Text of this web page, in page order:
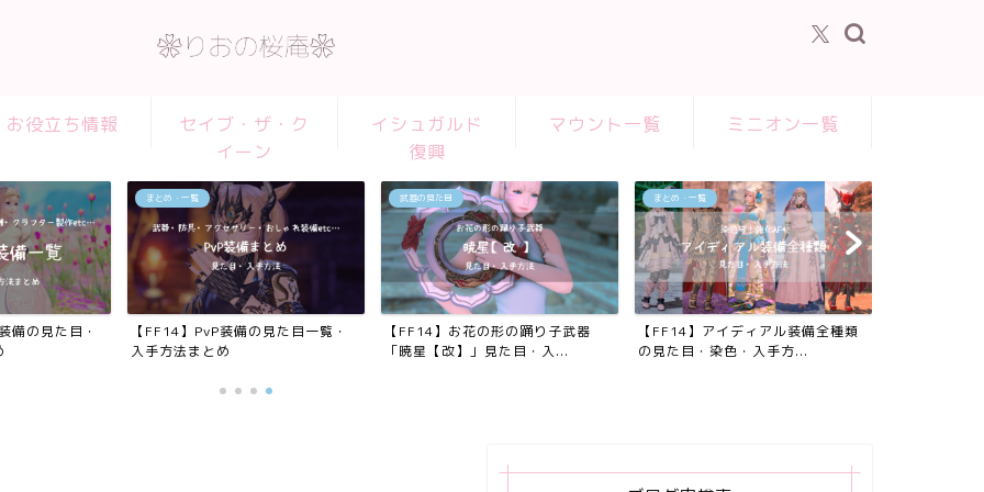
お役立ち情報
セイブ・ザ・ク
イーン
イシュガルド
復興
マウント一覧 ミニオン一覧
備の見た目・
まとめ・一覧
【FF14】PvP装備の見た目一覧・
入手方法まとめ
武器の見た目
【FF14】お花の形の踊り子武器
「暁星【改】」見た目・入...
まとめ・一覧
【FF14】アイディアル装備全種類
の見た目・染色・入手方...